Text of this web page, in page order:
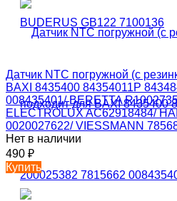
Датчик NTC погружной (с
BAXI 8435400 84354011P
008435401/ BERETTA
ELECTROLUX AC62918484/
0020027622/ VIESSMANN
Нет в наличии
490 ₽
Купить